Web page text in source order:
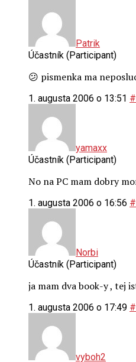
Patrik
Účastník (Participant)
😕 pismenka ma
1. augusta 2006 o 13:51
yamaxx
Účastník (Participant)
No na PC mam dobry
1. augusta 2006 o 16:56
Norbi
Účastník (Participant)
ja mam dva book-y , tej
1. augusta 2006 o 17:49
vyboh2